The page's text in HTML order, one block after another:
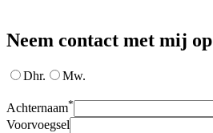
Neem contact met mij op
Dhr. Mw.
Achternaam*
Voorvoegsel